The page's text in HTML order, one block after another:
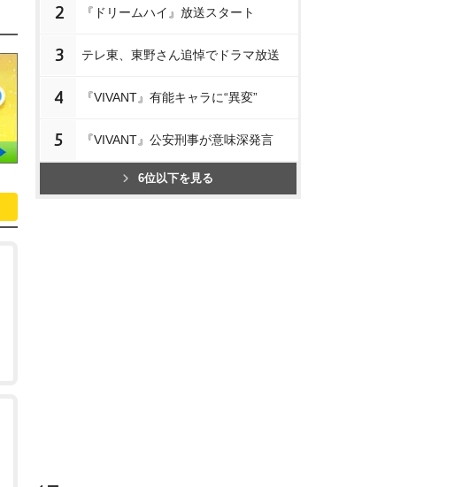
2 『ドリームハイ』放送スタート
3 テレ東、東野さん追悼でドラマ放送
4 『VIVANT』有能キャラに“異変”
5 『VIVANT』公安刑事が意味深発言
6位以下を見る